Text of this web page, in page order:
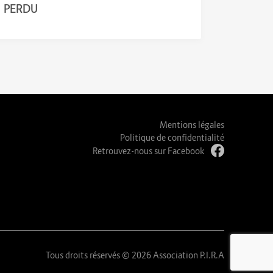
PERDU
Mentions légales
Politique de confidentialité
Retrouvez-nous sur Facebook
Tous droits réservés © 2026 Association P.I.R.A